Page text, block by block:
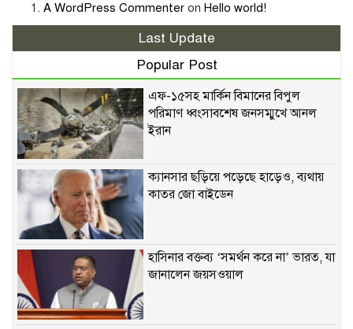
A WordPress Commenter on Hello world!
Last Update
Popular Post
এফ-১৫সহ মার্কিন বিমানের বিপুল
পরিমাণ ধ্বংসাবশেষ জনসম্মুখে আনল
ইরান
ক্যানসার ছড়িয়ে পড়েছে হাড়েও, ব্যথায়
কাতর জো বাইডেন
হাসিনার বক্তব্য ‘সমর্থন করে না’ ভারত, যা
জানালেন জয়সওয়াল